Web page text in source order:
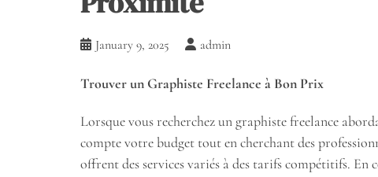
January 9, 2025 admin
Trouver un Graphiste Freelance à Bon Prix
Lorsque vous recherchez un graphiste freelance
compte votre budget tout en cherchant des
offrent des services variés à des tarifs compétitifs. En